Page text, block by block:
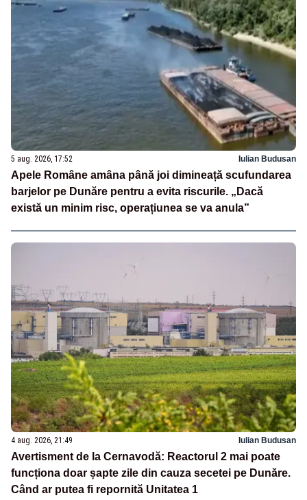
5 aug. 2026, 17:52 Iulian Budusan
Apele Române amâna până joi dimineață scufundarea
barjelor pe Dunăre pentru a evita riscurile. „Dacă
există un minim risc, operațiunea se va anula”
4 aug. 2026, 21:49 Iulian Budusan
Avertisment de la Cernavodă: Reactorul 2 mai poate
funcționa doar șapte zile din cauza secetei pe Dunăre.
Când ar putea fi repornită Unitatea 1